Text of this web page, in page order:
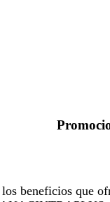
beneficios que